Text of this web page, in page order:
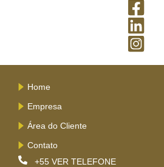
Home
Empresa
Área do Cliente
Contato
+55 VER TELEFONE